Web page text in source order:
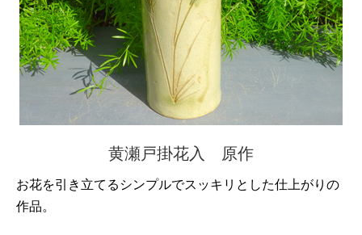
黄瀬戸掛花入 原作
お花を引き立てるシンプルでスッキリとした仕上がりの
作品。